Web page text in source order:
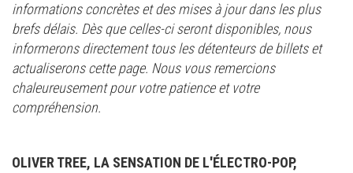
informations concrètes et des mises à jour dans les plus
brefs délais. Dès que celles-ci seront disponibles, nous
informerons directement tous les détenteurs de billets et
actualiserons cette page. Nous vous remercions
chaleureusement pour votre patience et votre
compréhension.
OLIVER TREE, LA SENSATION DE L'ÉLECTRO-POP,